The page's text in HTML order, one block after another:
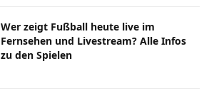
Wer zeigt Fußball heute live im
Fernsehen und Livestream? Alle Infos
zu den Spielen